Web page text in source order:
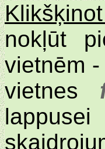
nokļūt
vietnēm -
vietnes